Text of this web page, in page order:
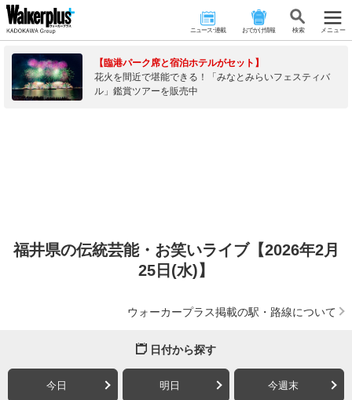
ニュース･連載 おでかけ情報 検 索 メニュー
【臨港パーク席と宿泊ホテルがセット】
花火を間近で堪能できる！「みなとみらいフェスティバ
ル」鑑賞ツアーを販売中
福井県の伝統芸能・お笑いライブ【2026年2月
25日(水)】
ウォーカープラス掲載の駅・路線について
日付から探す
今日 明日 今週末